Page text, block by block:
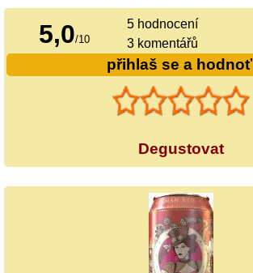
5,0/10
5 hodnocení
3 komentářů
přihlaš se a hodnoť
Degustovat